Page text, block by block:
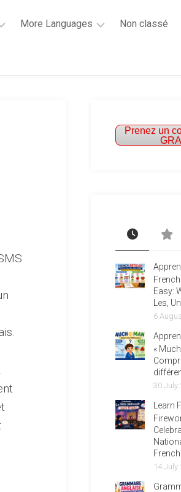
More Languages
French
Non classé
Prenez un
Easy:
Les,
6
«
30 July
Learn
French!
14 July